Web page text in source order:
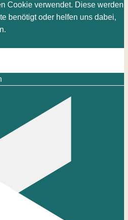
Cookie verwendet. Diese werden
benötigt oder helfen uns dabei,